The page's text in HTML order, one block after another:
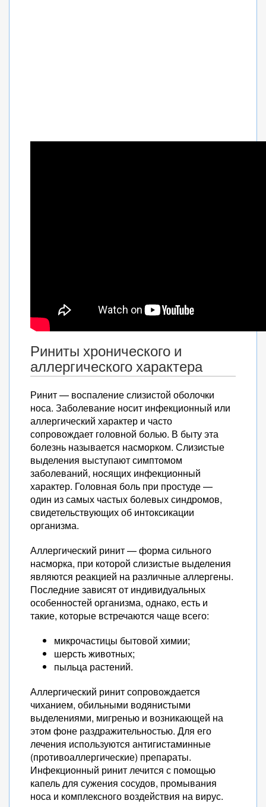
Риниты хронического и
аллергического характера
Ринит — воспаление слизистой оболочки
носа. Заболевание носит инфекционный или
аллергический характер и часто
сопровождает головной болью. В быту эта
болезнь называется насморком. Слизистые
выделения выступают симптомом
заболеваний, носящих инфекционный
характер. Головная боль при простуде —
один из самых частых болевых синдромов,
свидетельствующих об интоксикации
организма.
Аллергический ринит — форма сильного
насморка, при которой слизистые выделения
являются реакцией на различные аллергены.
Последние зависят от индивидуальных
особенностей организма, однако, есть и
такие, которые встречаются чаще всего:
микрочастицы бытовой химии;
шерсть животных;
пыльца растений.
Аллергический ринит сопровождается
чиханием, обильными водянистыми
выделениями, мигренью и возникающей на
этом фоне раздражительностью. Для его
лечения используются антигистаминные
(противоаллергические) препараты.
Инфекционный ринит лечится с помощью
капель для сужения сосудов, промывания
носа и комплексного воздействия на вирус.